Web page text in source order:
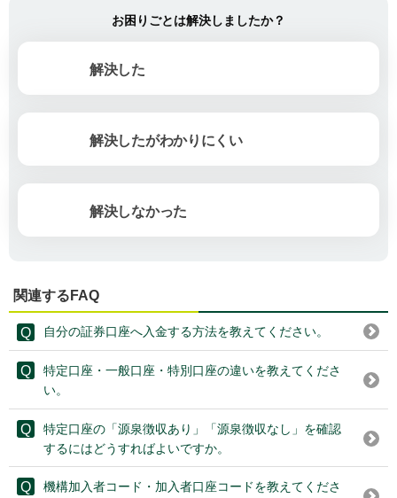
お困りごとは解決しましたか？
解決した
解決したがわかりにくい
解決しなかった
関連するFAQ
自分の証券口座へ入金する方法を教えてください。
特定口座・一般口座・特別口座の違いを教えてくださ
い。
特定口座の「源泉徴収あり」「源泉徴収なし」を確認
するにはどうすればよいですか。
機構加入者コード・加入者口座コードを教えてくださ